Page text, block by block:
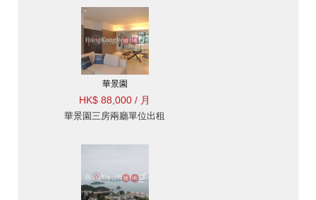
華景園
HK$ 88,000 / 月
華景園三房兩廳單位出租